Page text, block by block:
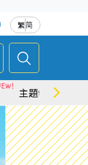
繁简
主題特集